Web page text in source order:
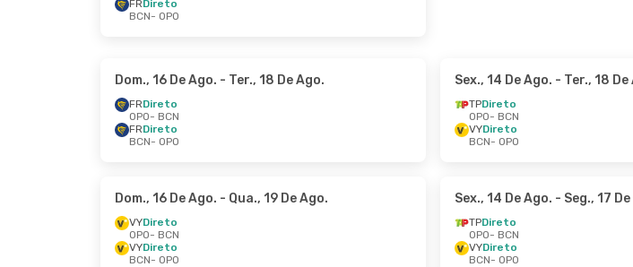
FRDireto
BCN- OPO
Dom., 16 De Ago. - Ter., 18 De Ago.
FRDireto
OPO- BCN
FRDireto
BCN- OPO
Sex., 14 De Ago. - Ter., 18 De
TPDireto
OPO- BCN
VYDireto
BCN- OPO
Dom., 16 De Ago. - Qua., 19 De Ago.
VYDireto
OPO- BCN
VYDireto
BCN- OPO
Sex., 14 De Ago. - Seg., 17
TPDireto
OPO- BCN
VYDireto
BCN- OPO